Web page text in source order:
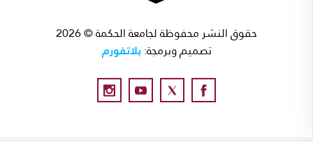
حقوق النشر محفوظة لجامعة الحكمة © 2026
تصميم وبرمجة: بلاتفورم